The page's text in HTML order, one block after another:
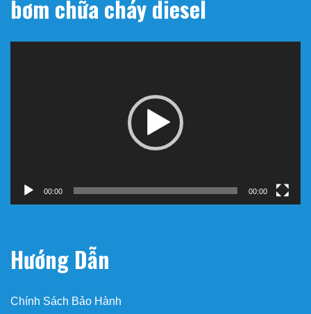
bơm chữa cháy diesel
00:00 00:00
Hướng Dẫn
Chính Sách Bảo Hành